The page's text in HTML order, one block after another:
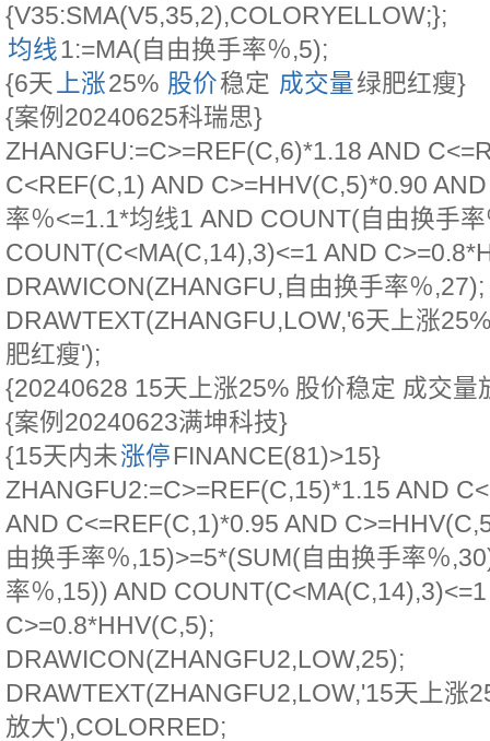
{V35:SMA(V5,35,2),COLORYELLOW;};
均线1:=MA(自由换手率％,5);
{6天 上涨25% 股价稳定 成交量绿肥红瘦}
{案例20240625科瑞思}
ZHANGFU:=C>=REF(C,6)*1.18 AND
C<REF(C,1) AND C>=HHV(C,5)*0.90
率％<=1.1*均线1 AND COUNT(自由换手
COUNT(C<MA(C,14),3)<=1 AND
DRAWICON(ZHANGFU,自由换手率％,27);
DRAWTEXT(ZHANGFU,LOW,'6天上涨
肥红瘦');
{20240628 15天上涨25% 股价稳定 成交量
{案例20240623满坤科技}
{15天内未涨停FINANCE(81)>15}
ZHANGFU2:=C>=REF(C,15)*1.15 AND
AND C<=REF(C,1)*0.95 AND
由换手率％,15)>=5*(SUM(自由换手率％
率％,15)) AND
C>=0.8*HHV(C,5);
DRAWICON(ZHANGFU2,LOW,25);
DRAWTEXT(ZHANGFU2,LOW,'15天上涨
放大'),COLORRED;